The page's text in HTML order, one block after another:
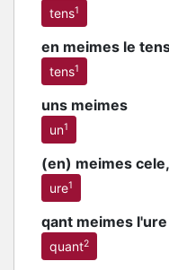
tens1
en meimes le
tens1
uns meimes
un1
(en) meimes
ure1
qant meimes l'ure
quant2